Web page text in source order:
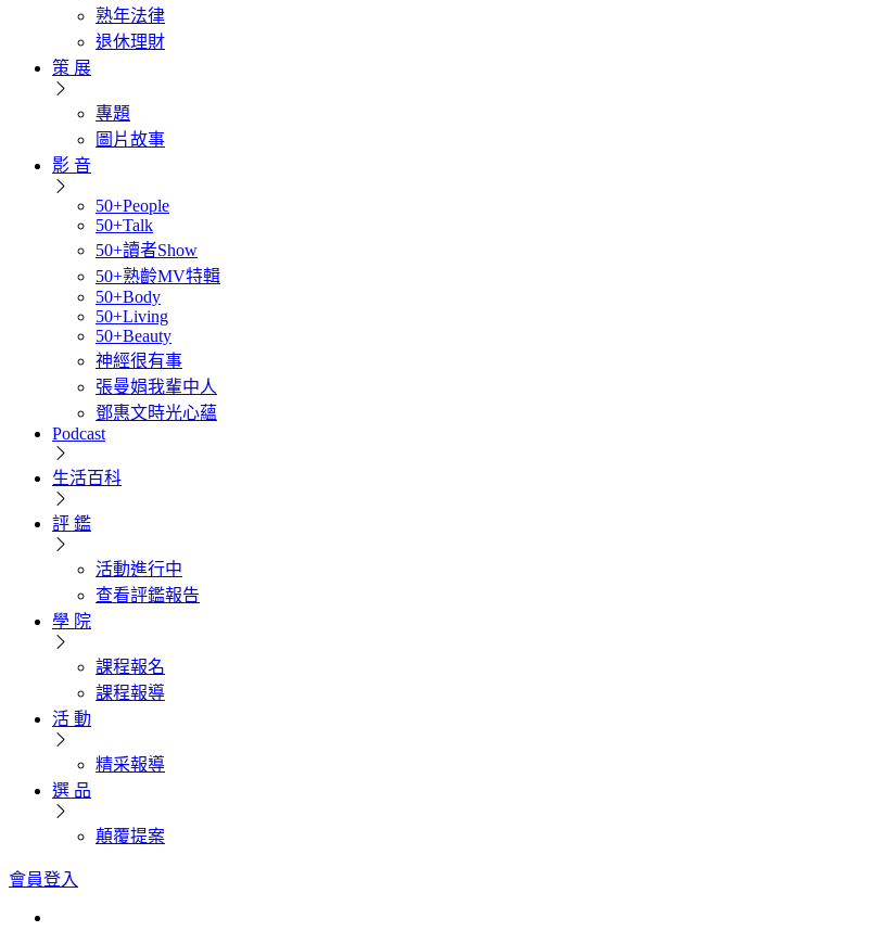
熟年法律
退休理財
策 展
專題
圖片故事
影 音
50+People
50+Talk
50+讀者Show
50+熟齡MV特輯
50+Body
50+Living
50+Beauty
神經很有事
張曼娟我輩中人
鄧惠文時光心蘊
Podcast
生活百科
評 鑑
活動進行中
查看評鑑報告
學 院
課程報名
課程報導
活 動
精采報導
選 品
顛覆提案
會員登入